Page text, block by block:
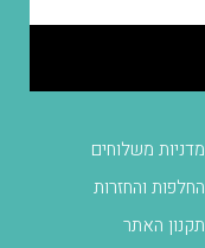
מדניות משלוחים
החלפות והחזרות
תקנון האתר